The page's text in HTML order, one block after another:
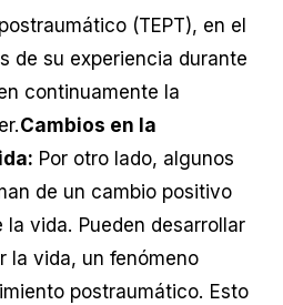
(TEPT), en el
de su experiencia durante
continuamente la
Cambios en la
Por otro lado, algunos
de un cambio positivo
vida. Pueden desarrollar
la vida, un fenómeno
postraumático. Esto